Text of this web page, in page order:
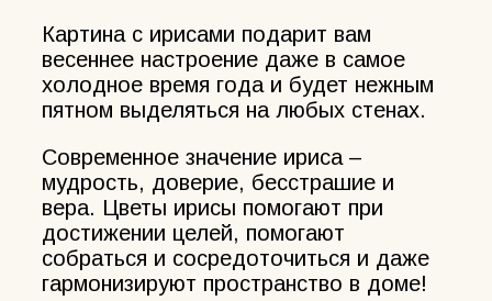
Картина с ирисами подарит вам
весеннее настроение даже в самое
холодное время года и будет нежным
пятном выделяться на любых стенах.
Современное значение ириса –
мудрость, доверие, бесстрашие и
вера. Цветы ирисы помогают при
достижении целей, помогают
собраться и сосредоточиться и даже
гармонизируют пространство в доме!